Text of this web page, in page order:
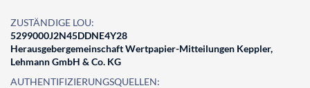
ZUSTÄNDIGE LOU:
5299000J2N45DDNE4Y28
Herausgebergemeinschaft Wertpapier-Mitteilungen Keppler,
Lehmann GmbH & Co. KG
AUTHENTIFIZIERUNGSQUELLEN: